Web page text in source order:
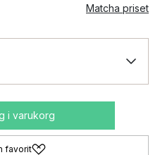
Matcha priset
i varukorg
favorit